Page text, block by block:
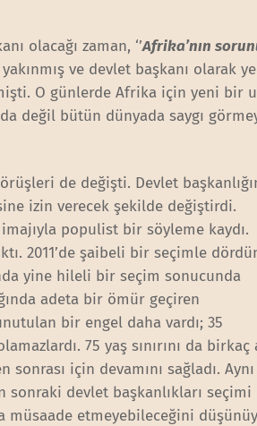
olacağı zaman, ‘’Afrika’nın
yakınmış ve devlet başkanı olarak
O günlerde Afrika için yeni bir
değil bütün dünyada saygı
de değişti. Devlet
izin verecek şekilde değiştirdi.
imajıyla populist bir söyleme kaydı.
2011’de şaibeli bir seçimle
yine hileli bir seçim sonucunda
adeta bir ömür geçiren
bir engel daha vardı; 35
75 yaş sınırını da birkaç
için devamını sağladı. Aynı
sonraki devlet başkanlıkları seçimi
müsaade etmeyebileceğini